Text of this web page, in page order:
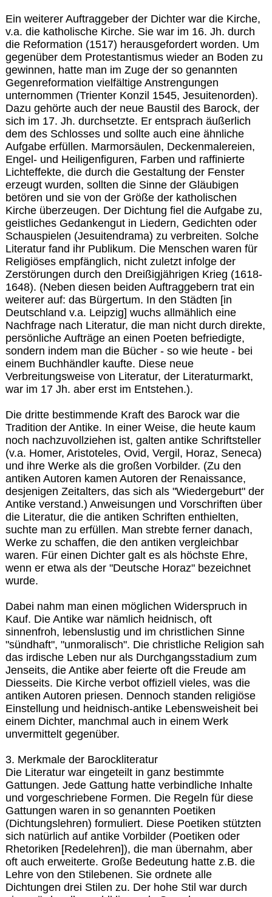
Ein weiterer Auftraggeber der Dichter war die Kirche,
v.a. die katholische Kirche. Sie war im 16. Jh. durch
die Reformation (1517) herausgefordert worden. Um
gegenüber dem Protestantismus wieder an Boden zu
gewinnen, hatte man im Zuge der so genannten
Gegenreformation vielfältige Anstrengungen
unternommen (Trienter Konzil 1545, Jesuitenorden).
Dazu gehörte auch der neue Baustil des Barock, der
sich im 17. Jh. durchsetzte. Er entsprach äußerlich
dem des Schlosses und sollte auch eine ähnliche
Aufgabe erfüllen. Marmorsäulen, Deckenmalereien,
Engel- und Heiligenfiguren, Farben und raffinierte
Lichteffekte, die durch die Gestaltung der Fenster
erzeugt wurden, sollten die Sinne der Gläubigen
betören und sie von der Größe der katholischen
Kirche überzeugen. Der Dichtung fiel die Aufgabe zu,
geistliches Gedankengut in Liedern, Gedichten oder
Schauspielen (Jesuitendrama) zu verbreiten. Solche
Literatur fand ihr Publikum. Die Menschen waren für
Religiöses empfänglich, nicht zuletzt infolge der
Zerstörungen durch den Dreißigjährigen Krieg (1618-
1648). (Neben diesen beiden Auftraggebern trat ein
weiterer auf: das Bürgertum. In den Städten [in
Deutschland v.a. Leipzig] wuchs allmählich eine
Nachfrage nach Literatur, die man nicht durch direkte,
persönliche Aufträge an einen Poeten befriedigte,
sondern indem man die Bücher - so wie heute - bei
einem Buchhändler kaufte. Diese neue
Verbreitungsweise von Literatur, der Literaturmarkt,
war im 17 Jh. aber erst im Entstehen.).
Die dritte bestimmende Kraft des Barock war die
Tradition der Antike. In einer Weise, die heute kaum
noch nachzuvollziehen ist, galten antike Schriftsteller
(v.a. Homer, Aristoteles, Ovid, Vergil, Horaz, Seneca)
und ihre Werke als die großen Vorbilder. (Zu den
antiken Autoren kamen Autoren der Renaissance,
desjenigen Zeitalters, das sich als "Wiedergeburt" der
Antike verstand.) Anweisungen und Vorschriften über
die Literatur, die die antiken Schriften enthielten,
suchte man zu erfüllen. Man strebte ferner danach,
Werke zu schaffen, die den antiken vergleichbar
waren. Für einen Dichter galt es als höchste Ehre,
wenn er etwa als der "Deutsche Horaz" bezeichnet
wurde.
Dabei nahm man einen möglichen Widerspruch in
Kauf. Die Antike war nämlich heidnisch, oft
sinnenfroh, lebenslustig und im christlichen Sinne
"sündhaft", "unmoralisch". Die christliche Religion sah
das irdische Leben nur als Durchgangsstadium zum
Jenseits, die Antike aber feierte oft die Freude am
Diesseits. Die Kirche verbot offiziell vieles, was die
antiken Autoren priesen. Dennoch standen religiöse
Einstellung und heidnisch-antike Lebensweisheit bei
einem Dichter, manchmal auch in einem Werk
unvermittelt gegenüber.
3. Merkmale der Barockliteratur
Die Literatur war eingeteilt in ganz bestimmte
Gattungen. Jede Gattung hatte verbindliche Inhalte
und vorgeschriebene Formen. Die Regeln für diese
Gattungen waren in so genannten Poetiken
(Dichtungslehren) formuliert. Diese Poetiken stützten
sich natürlich auf antike Vorbilder (Poetiken oder
Rhetoriken [Redelehren]), die man übernahm, aber
oft auch erweiterte. Große Bedeutung hatte z.B. die
Lehre von den Stilebenen. Sie ordnete alle
Dichtungen drei Stilen zu. Der hohe Stil war durch